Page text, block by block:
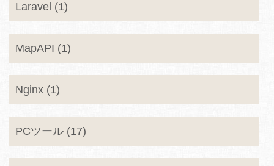
Laravel (1)
MapAPI (1)
Nginx (1)
PCツール (17)